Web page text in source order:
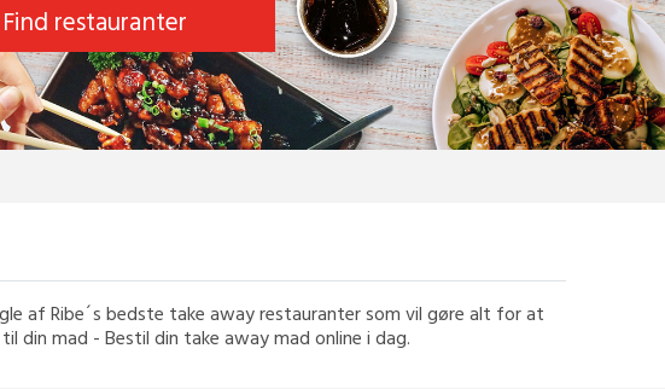
Find restauranter
af Ribe´s bedste take away restauranter som vil gøre alt for at
din mad - Bestil din take away mad online i dag.